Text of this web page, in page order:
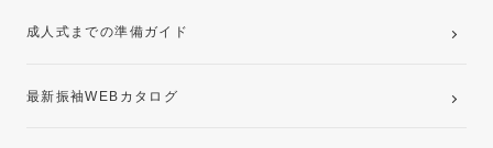
成人式までの準備ガイド
最新振袖WEBカタログ